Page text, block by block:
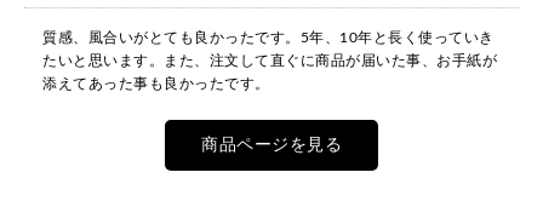
質感、風合いがとても良かったです。5年、10年と長く使っていき
たいと思います。また、注文して直ぐに商品が届いた事、お手紙が
添えてあった事も良かったです。
商品ページを見る